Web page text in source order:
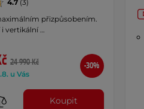
4.7(3)
přizpůsobením.
vertikální …
24 990 Kč
u Vás
-30%
Koupit